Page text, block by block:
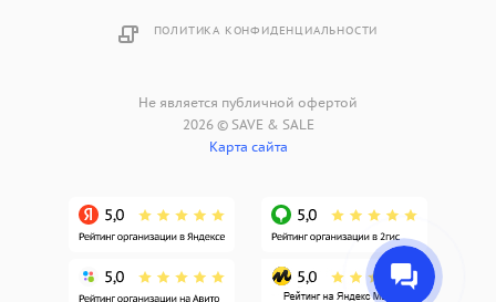
ПОЛИТИКА КОНФИДЕНЦИАЛЬНОСТИ
Не является публичной офертой
2026 © SAVE & SALE
Карта сайта